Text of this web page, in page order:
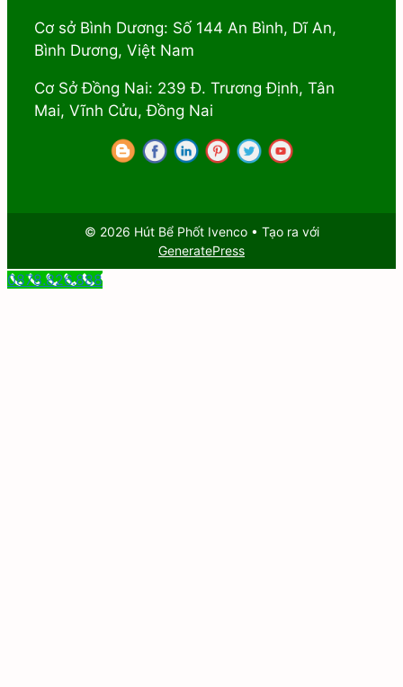
Cơ sở Bình Dương: Số 144 An Bình, Dĩ An,
Bình Dương, Việt Nam
Cơ Sở Đồng Nai: 239 Đ. Trương Định, Tân
Mai, Vĩnh Cửu, Đồng Nai
© 2026 Hút Bể Phốt Ivenco• Tạo ra với
GeneratePress
0878.826.888